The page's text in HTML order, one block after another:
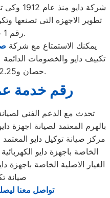
شركة
تطوير الاجهزه التى تصنعها
رقم 1 في السوق.
يمكنك الاستمتاع مع شركة
حصان و2.25حصان و3حصان.
رقم خدمة
تحدث مع الدعم الفني
بالهرم المعتمد لصيانة اجهزة
مركز صيانة توكيل دايو المعتمد
الخاصة باجهزة دايو
الغيار الاصلية الخاصة باجهزة
صيانة
تواصل معنا